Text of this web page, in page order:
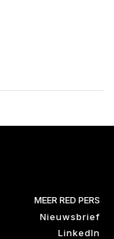
MEER RED PERS
Nieuwsbrief
LinkedIn